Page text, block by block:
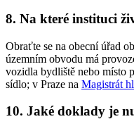
8. Na které instituci
Obraťte se na obecní úřad
územním obvodu má
vozidla bydliště nebo místo
sídlo; v Praze na Magistrát
10. Jaké doklady je